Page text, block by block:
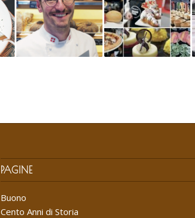
PAGINE
Buono
Cento Anni di Storia